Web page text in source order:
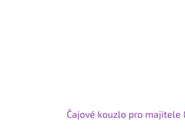
Čajové kouzlo pro majitele